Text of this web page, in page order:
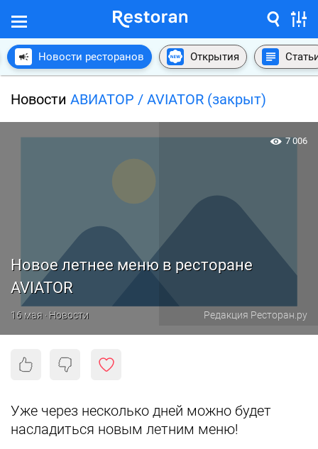
Новости ресторанов Открытия
Новости АВИАТОР / AVIATOR (закрыт)
Новое летнее меню в ресторане
AVIATOR
16 мая · Новости Редакция Ресторан.ру
7 006
Уже через несколько дней можно будет
насладиться новым летним меню!